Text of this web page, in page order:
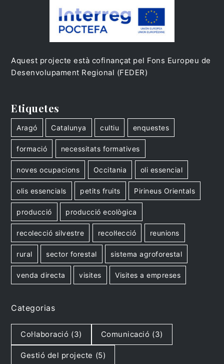
Aquest projecte està cofinançat pel Fons Europeu de
Desenvolupament Regional (FEDER)
Etiquetes
Aragó Catalunya cultiu enquestes
formació necessitats formatives
noves ocupacions Occitania oli essencial
olis essencials petits fruits Pirineus Orientals
producció producció ecològica
recolecció silvestre recol·lecció reunions
rural sector forestal sistema agroforestal
venda directa visites Visites a empreses
Categorias
Col·laboració (3) Comunicació (3)
Gestió del projecte (5)